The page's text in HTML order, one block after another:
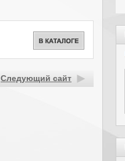
Следующий сайт